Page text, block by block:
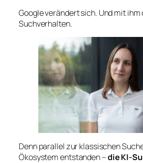
Google verändert sich. Und mit
Suchverhalten.
Denn parallel zur klassischen
Ökosystem entstanden –die KI-